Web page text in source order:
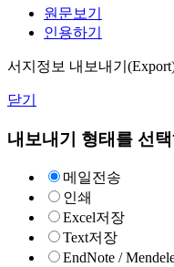
원문보기
인용하기
서지정보 내보내기
닫기
내보내기 형태를 선
메일전송
인쇄
Excel저장
Text저장
EndNote /